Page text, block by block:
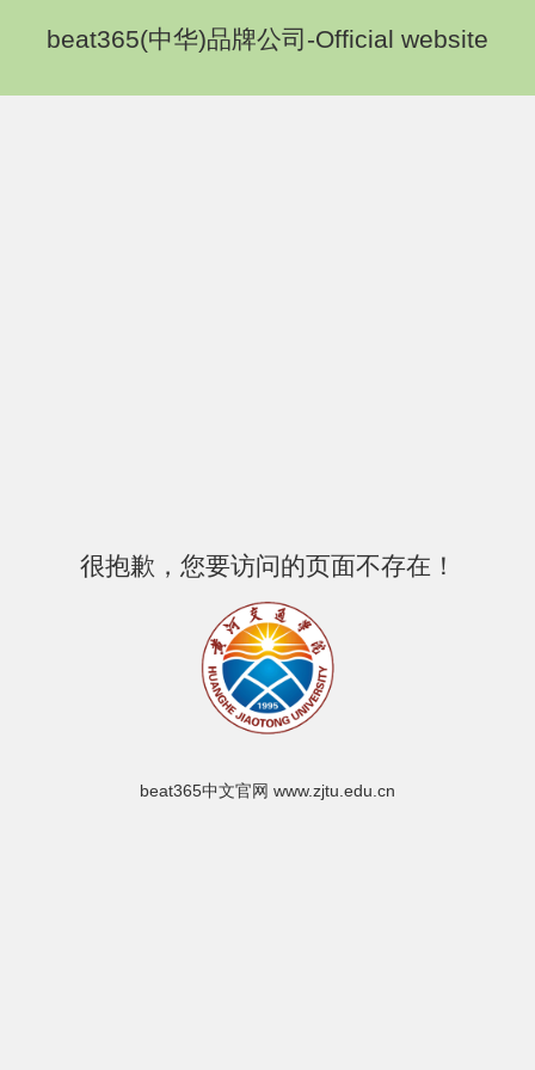
beat365(中华)品牌公司-Official website
很抱歉，您要访问的页面不存在！
beat365中文官网 www.zjtu.edu.cn